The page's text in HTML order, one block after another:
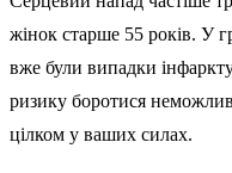
жінок старше 55 років. У
вже були випадки
ризику боротися
цілком у ваших силах.